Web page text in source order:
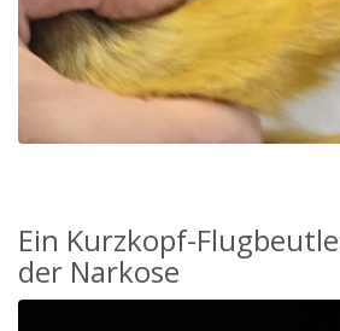
Ein Kurzkopf-
der Narkose